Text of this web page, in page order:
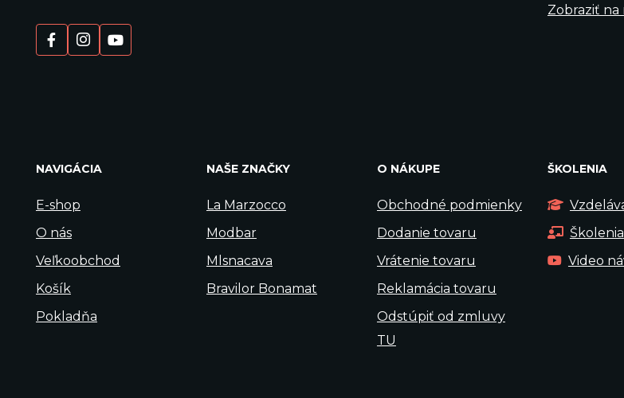
Zobraziť na
NAVIGÁCIA
E-shop
O nás
Veľkoobchod
Košík
Pokladňa
NAŠE ZNAČKY
La Marzocco
Modbar
Mlsnacava
Bravilor Bonamat
O NÁKUPE
Obchodné podmienky
Dodanie tovaru
Vrátenie tovaru
Reklamácia tovaru
Odstúpiť od zmluvy
TU
ŠKOLENIA
Školenia
Video